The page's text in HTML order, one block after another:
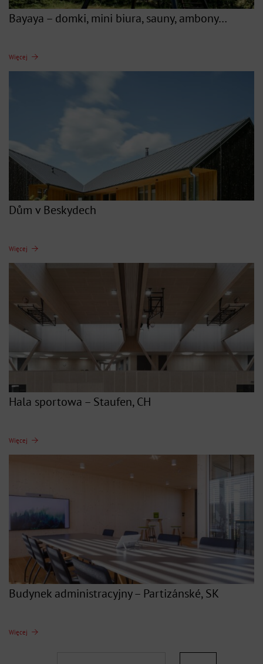
Bayaya – domki, mini biura, sauny, ambony…
Więcej
Dům v Beskydech
Więcej
Hala sportowa – Staufen, CH
Więcej
Budynek administracyjny – Partizánské, SK
Więcej